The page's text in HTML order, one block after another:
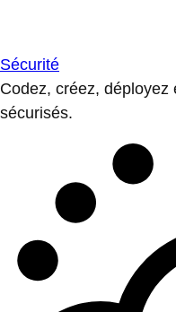
Sécurité
Codez, créez,
sécurisés.